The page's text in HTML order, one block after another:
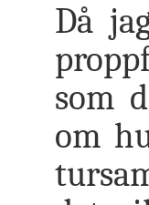
Då
som
om